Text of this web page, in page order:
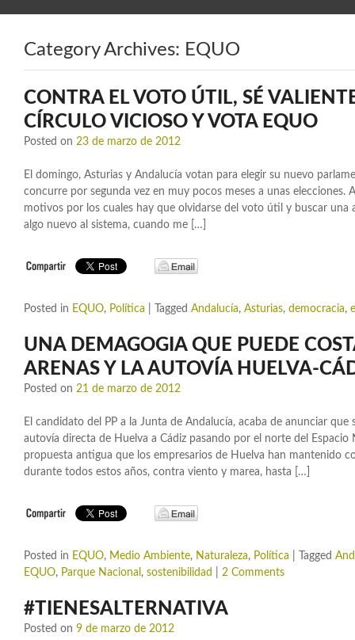
Category Archives: EQUO
CONTRA EL VOTO ÚTIL, SÉ
CÍRCULO VICIOSO Y VOTA EQUO
Posted on 23 de marzo de 2012
El domingo, Asturias y Andalucía votan para elegir su nuevo
concurre por segunda vez en muy pocos meses a unas elecciones.
motivos por los cuales hay que olvidarse del voto útil y buscar
algo nuevo al sistema, cuando me […]
Posted in EQUO, Política Tagged Andalucía, Asturias, democracia,
UNA DEMAGOGIA QUE PUEDE
ARENAS Y LA AUTOVÍA HUELVA-
Posted on 21 de marzo de 2012
El candidato del PP a la Junta de Andalucía, acaba de anunciar
autovía directa de Huelva a Cádiz pasando por el norte del Espacio
propuesta antigua que los empresarios de Huelva han mantenido
durante todos estos años, contra viento y marea, hasta […]
Posted in EQUO, Medio Ambiente, Naturaleza, Política Tagged
EQUO, Parque Nacional , sostenibilidad 2 Comments
#TIENESALTERNATIVA
Posted on 9 de marzo de 2012